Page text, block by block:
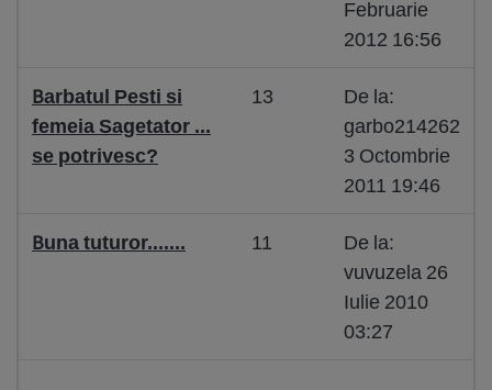
Februarie
2012 16:56
Barbatul Pesti si
femeia Sagetator ...
se potrivesc?
13
De la:
garbo214262
3 Octombrie
2011 19:46
Buna tuturor....... 11
De la:
vuvuzela 26
Iulie 2010
03:27